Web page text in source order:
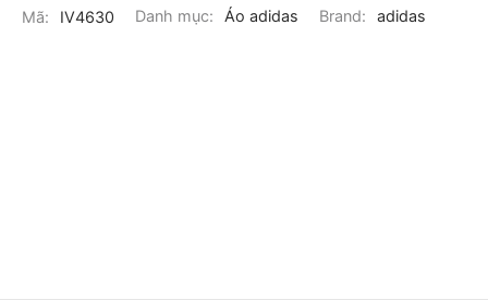
Mã: IV4630 Danh mục: Áo adidas Brand: adidas